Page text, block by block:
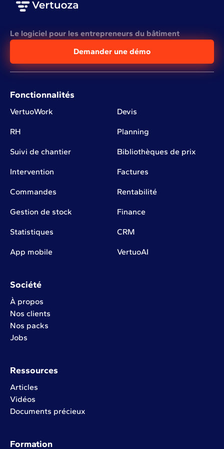
Le logiciel pour les entrepreneurs du bâtiment
Demander une démo
Fonctionnalités
VertuoWork Devis
RH Planning
Suivi de chantier Bibliothèques de prix
Intervention Factures
Commandes Rentabilité
Gestion de stock Finance
Statistiques CRM
App mobile VertuoAI
Société
À propos
Nos clients
Nos packs
Jobs
Ressources
Articles
Vidéos
Documents précieux
Formation